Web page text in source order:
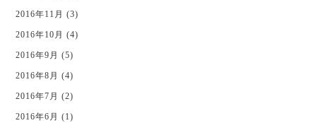
2016年11月 (3)
2016年10月 (4)
2016年9月 (5)
2016年8月 (4)
2016年7月 (2)
2016年6月 (1)